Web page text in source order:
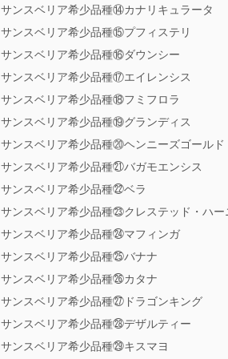
サンスベリア希少品種⑭カナリキュラータ
サンスベリア希少品種⑮プフィステリ
サンスベリア希少品種⑯ダウンシー
サンスベリア希少品種⑰エイレンシス
サンスベリア希少品種⑱フミフロラ
サンスベリア希少品種⑲グランディス
サンスベリア希少品種⑳ヘンニーズゴールド
サンスベリア希少品種㉑バガモエンシス
サンスベリア希少品種㉒ベラ
サンスベリア希少品種㉓クレステッド・ハー
サンスベリア希少品種㉔マフィンガ
サンスベリア希少品種㉕バナナ
サンスベリア希少品種㉖カタナ
サンスベリア希少品種㉗ドラゴンキング
サンスベリア希少品種㉘デザルティー
サンスベリア希少品種㉙キスマヨ